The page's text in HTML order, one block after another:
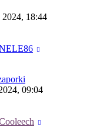
2024, 18:44
09:04